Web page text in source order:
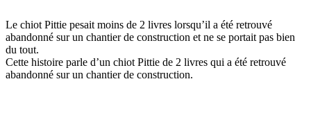
Le chiot Pittie pesait moins de 2 livres lorsqu’il a été retrouvé
abandonné sur un chantier de construction et ne se portait pas bien
du tout.
Cette histoire parle d’un chiot Pittie de 2 livres qui a été retrouvé
abandonné sur un chantier de construction.